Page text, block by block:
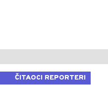
ČITAOCI REPORTERI